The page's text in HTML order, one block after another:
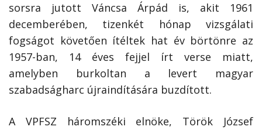
sorsra jutott Váncsa Árpád is, akit 1961
decemberében, tizenkét hónap vizsgálati
fogságot követően ítéltek hat év börtönre az
1957-ban, 14 éves fejjel írt verse miatt,
amelyben burkoltan a levert magyar
szabadságharc újraindítására buzdított.
A VPFSZ háromszéki elnöke, Török József